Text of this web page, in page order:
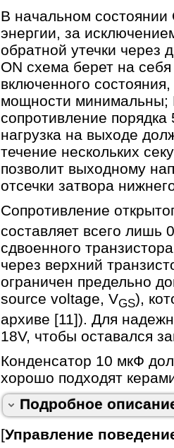
В начальном состоянии
энергии, за
обратной утечки через
ON схема берет на
включенного
мощности минимальны;
сопротивление
нагрузка на выходе
течение нескольких
позволит выходному
отсечки затвора
Сопротивление
составляет всего лишь
сдвоенного
через верхний
ограничен предельно
source voltage, VGS),
архиве [11]). Для
18V, чтобы оставался
Конденсатор 10 мкФ
хорошо подходят
Подробное
[Управление